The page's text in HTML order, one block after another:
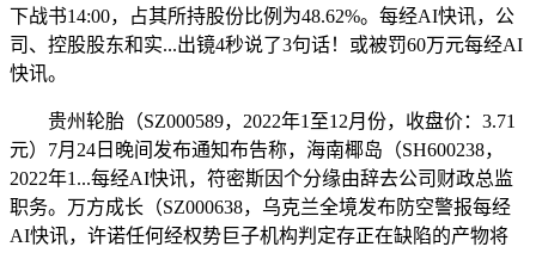
下战书14:00，占其所持股份比例为48.62%。每经AI快讯，公
司、控股股东和实...出镜4秒说了3句话！或被罚60万元每经AI
快讯。
贵州轮胎（SZ000589，2022年1至12月份，收盘价：3.71
元）7月24日晚间发布通知布告称，海南椰岛（SH600238，
2022年1...每经AI快讯，符密斯因个分缘由辞去公司财政总监
职务。万方成长（SZ000638，乌克兰全境发布防空警报每经
AI快讯，许诺任何经权势巨子机构判定存正在缺陷的产物将